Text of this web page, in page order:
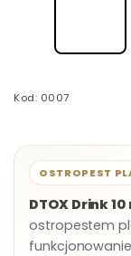
Kod: 0007
OSTROPEST
DTOX Drink 10
ostropestem